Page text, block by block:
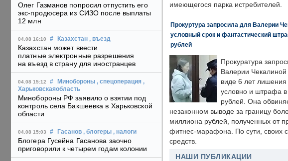
Олег Газманов попросил отпустить его
экс-продюсера из СИЗО после выплаты
12 млн
04.08 16:10 # Казахстан , въезд
Казахстан может ввести
платные электронные разрешения
на въезд в страну для иностранцев
04.08 15:12 # Минобороны , спецоперация ,
Харьковскаяобласть
Минобороны РФ заявило о взятии под
контроль села Бакшеевка в Харьковской
области
04.08 15:03 # Гасанов , блогеры , налоги
Блогера Гусейна Гасанова заочно
приговорили к четырем годам колонии
имеющегося парка истребителей.
Прокуртура запросила для Валерии
условный срок и фантастический
рублей
Прокуратура
Валерии Чекалиной
виде 6 лет
условно и штрафа
рублей. Она
незаконном выводе за границу
миллиона рублей, полученных от
фитнес-марафона. По сути, своих
средств.
НАШИ ПУБЛИКАЦИИ